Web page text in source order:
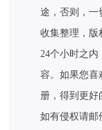
途，否则，一
收集整理，版
24个小时之
容。如果您喜
册，得到更好
如有侵权请邮